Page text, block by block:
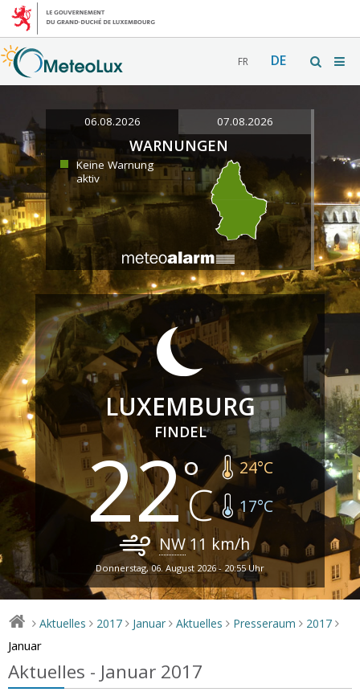
FR DE
06.08.2026 07.08.2026
WARNUNGEN
Keine Warnung
aktiv
LUXEMBURG
FINDEL
22 24°C
17°C
NW11 km/h
Donnerstag, 06. August 2026 - 20:55 Uhr
> Aktuelles > 2017 > Januar > Aktuelles > Presseraum > 2017 >
Januar
Aktuelles - Januar 2017